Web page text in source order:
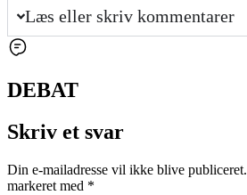
Læs eller skriv kommentarer
DEBAT
Skriv et svar
Din e-mailadresse vil ikke blive publiceret.
markeret med *